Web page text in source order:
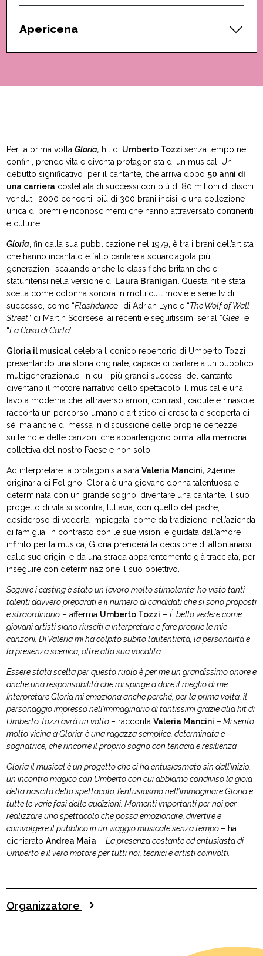
Apericena
Per la prima volta Gloria, hit di Umberto Tozzi senza tempo né
confini, prende vita e diventa protagonista di un musical. Un
debutto significativo per il cantante, che arriva dopo 50 anni di
una carriera costellata di successi con più di 80 milioni di dischi
venduti, 2000 concerti, più di 300 brani incisi, e una collezione
unica di premi e riconoscimenti che hanno attraversato continenti
e culture.
Gloria, fin dalla sua pubblicazione nel 1979, è tra i brani dell’artista
che hanno incantato e fatto cantare a squarciagola più
generazioni, scalando anche le classifiche britanniche e
statunitensi nella versione di Laura Branigan.Questa hit è stata
scelta come colonna sonora in molti cult movie e serie tv di
successo, come “Flashdance” di Adrian Lyne e “The Wolf of Wall
Street” di Martin Scorsese, ai recenti e seguitissimi serial “Glee” e
“La Casa di Carta”.
Gloria il musicalcelebra l’iconico repertorio di Umberto Tozzi
presentando una storia originale, capace di parlare a un pubblico
multigenerazionale in cui i più grandi successi del cantante
diventano il motore narrativo dello spettacolo. Il musical è una
favola moderna che, attraverso amori, contrasti, cadute e rinascite,
racconta un percorso umano e artistico di crescita e scoperta di
sé, ma anche di messa in discussione delle proprie certezze,
sulle note delle canzoni che appartengono ormai alla memoria
collettiva del nostro Paese e non solo.
Ad interpretare la protagonista sarà Valeria Mancini,24enne
originaria di Foligno. Gloria è una giovane donna talentuosa e
determinata con un grande sogno: diventare una cantante. Il suo
progetto di vita si scontra, tuttavia, con quello del padre,
desideroso di vederla impiegata, come da tradizione, nell’azienda
di famiglia. In contrasto con le sue visioni e guidata dall’amore
infinito per la musica, Gloria prenderà la decisione di allontanarsi
dalle sue origini e da una strada apparentemente già tracciata, per
inseguire con determinazione il suo obiettivo.
Seguire i casting è stato un lavoro molto stimolante: ho visto tanti
talenti davvero preparati e il numero di candidati che si sono proposti
è straordinario– afferma Umberto Tozzi – È bello vedere come
giovani artisti siano riusciti a interpretare e fare proprie le mie
canzoni. Di Valeria mi ha colpito subito l’autenticità, la personalità e
la presenza scenica, oltre alla sua vocalità.
Essere stata scelta per questo ruolo è per me un grandissimo onore e
anche una responsabilità che mi spinge a dare il meglio di me.
Interpretare Gloria mi emoziona anche perché, per la prima volta, il
personaggio impresso nell’immaginario di tantissimi grazie alla hit di
Umberto Tozzi avrà un volto – racconta Valeria Mancini – Mi sento
molto vicina a Gloria: è una ragazza semplice, determinata e
sognatrice, che rincorre il proprio sogno con tenacia e resilienza.
Gloria il musical è un progetto che ci ha entusiasmato sin dall’inizio,
un incontro magico con Umberto con cui abbiamo condiviso la gioia
della nascita dello spettacolo, l’entusiasmo nell’immaginare Gloria e
tutte le varie fasi delle audizioni. Momenti importanti per noi per
realizzare uno spettacolo che possa emozionare, divertire e
coinvolgere il pubblico in un viaggio musicale senza tempo – ha
dichiarato Andrea Maia – La presenza costante ed entusiasta di
Umberto è il vero motore per tutti noi, tecnici e artisti coinvolti.
Organizzatore